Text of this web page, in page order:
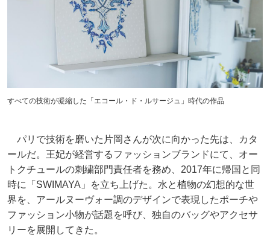
すべての技術が凝縮した「エコール・ド・ルサージュ」時代の作品
パリで技術を磨いた片岡さんが次に向かった先は、カタ
ールだ。王妃が経営するファッションブランドにて、オー
トクチュールの刺繍部門責任者を務め、2017年に帰国と同
時に「SWIMAYA」を立ち上げた。水と植物の幻想的な世
界を、アールヌーヴォー調のデザインで表現したポーチや
ファッション小物が話題を呼び、独自のバッグやアクセサ
リーを展開してきた。